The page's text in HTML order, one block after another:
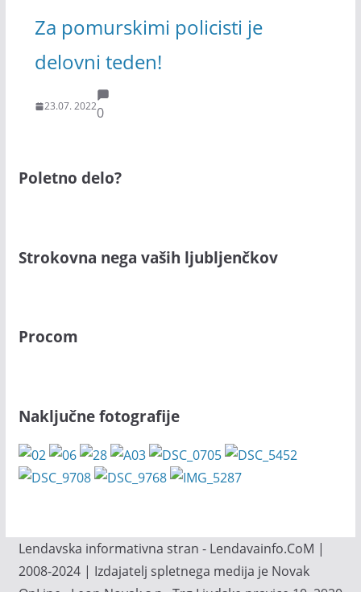
Za pomurskimi policisti je
delovni teden!
23.07. 20220
Poletno delo?
Strokovna nega vaših ljubljenčkov
Procom
Naključne fotografije
Lendavska informativna stran - Lendavainfo.CoM |
2008-2024 | Izdajatelj spletnega medija je Novak